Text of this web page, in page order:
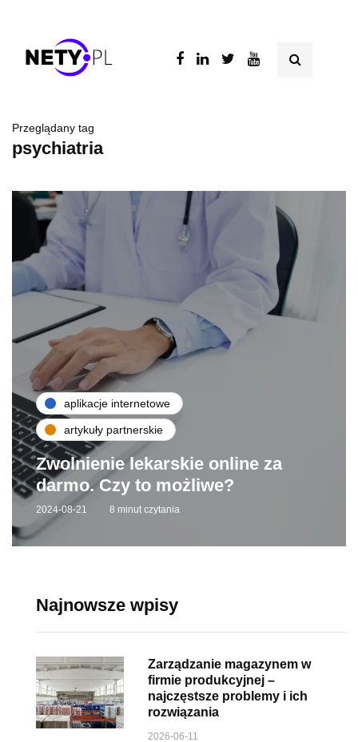
Przeglądany tag
psychiatria
aplikacje internetowe
artykuły partnerskie
Zwolnienie lekarskie online za
darmo. Czy to możliwe?
2024-08-21 8 minut czytania
Najnowsze wpisy
Zarządzanie magazynem w
firmie produkcyjnej –
najczęstsze problemy i ich
rozwiązania
2026-06-11